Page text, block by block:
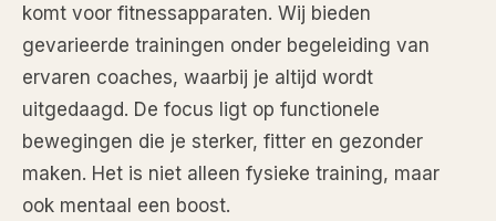
komt voor fitnessapparaten. Wij bieden
gevarieerde trainingen onder begeleiding van
ervaren coaches, waarbij je altijd wordt
uitgedaagd. De focus ligt op functionele
bewegingen die je sterker, fitter en gezonder
maken. Het is niet alleen fysieke training, maar
ook mentaal een boost.